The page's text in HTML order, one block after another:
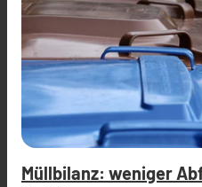
Müllbilanz: weniger